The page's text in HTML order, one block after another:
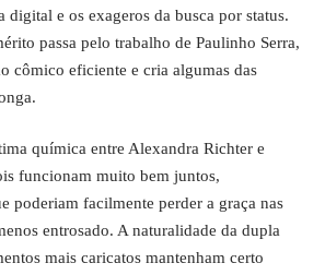
digital e os exageros da busca por status.
passa pelo trabalho de Paulinho Serra,
cômico eficiente e cria algumas das
química entre Alexandra Richter e
funcionam muito bem juntos,
poderiam facilmente perder a graça nas
entrosado. A naturalidade da dupla
mais caricatos mantenham certo